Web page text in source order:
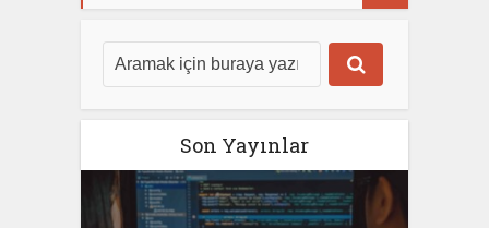
Son Yayınlar